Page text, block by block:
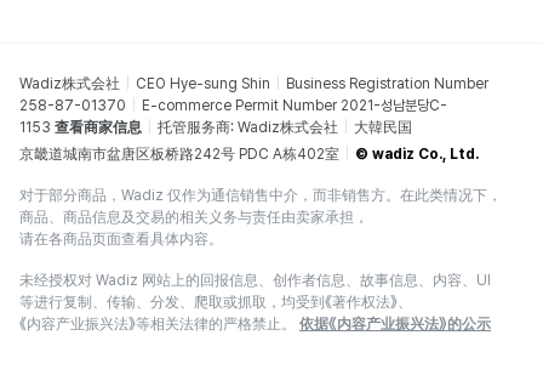
Wadiz株式会社 CEO Hye-sung Shin
Business Registration Number
258-87-01370
E-commerce Permit Number 2021-성남분당C-
1153 查看商家信息 托管服务商: Wadiz株式会社
大韓民国
京畿道城南市盆唐区板桥路242号 PDC A栋402室
© wadiz Co., Ltd.
对于部分商品，Wadiz 仅作为通信销售中介，而非销售方。在此类情况下，
商品、商品信息及交易的相关义务与责任由卖家承担，
请在各商品页面查看具体内容。
未经授权对 Wadiz 网站上的回报信息、创作者信息、故事信息、内容、UI
等进行复制、传输、分发、爬取或抓取，均受到《著作权法》、
《内容产业振兴法》等相关法律的严格禁止。
依据《内容产业振兴法》的公示